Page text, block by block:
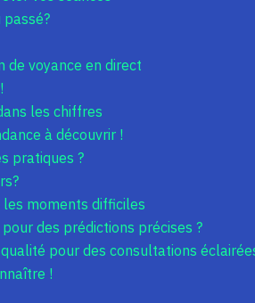
passé?
de voyance en direct
les chiffres
à découvrir !
pratiques ?
moments difficiles
des prédictions précises ?
pour des consultations
!